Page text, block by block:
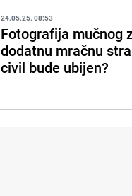
24.05.25. 08:53
Fotografija mučnog
dodatnu mračnu
civil bude ubijen?